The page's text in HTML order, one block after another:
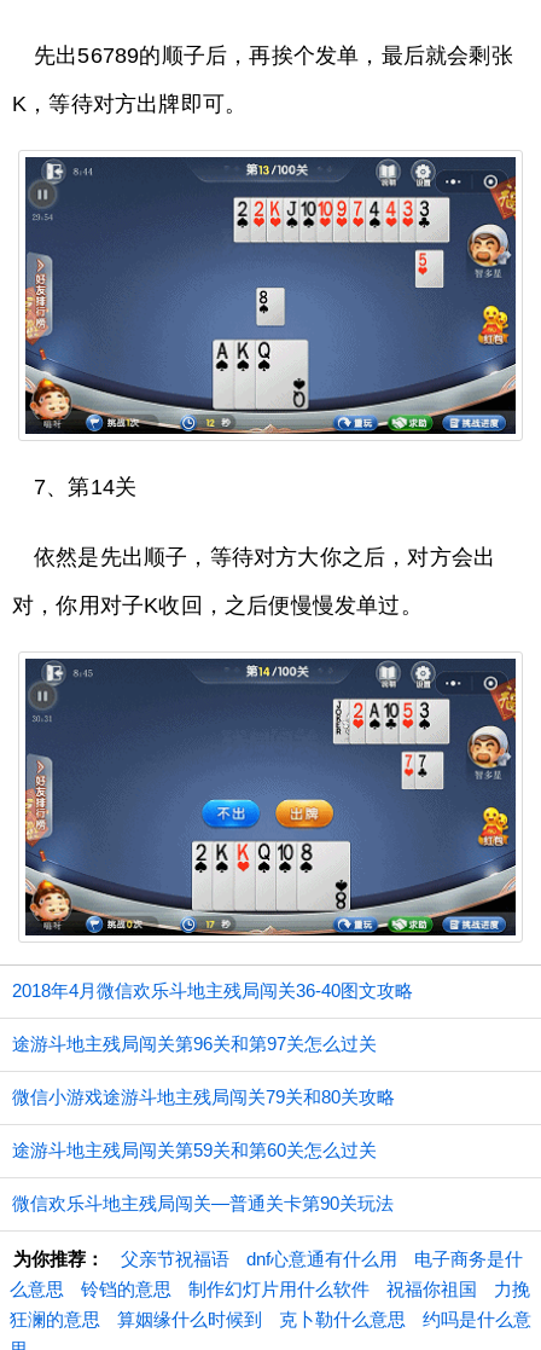
先出56789的顺子后，再挨个发单，最后就会剩张
K，等待对方出牌即可。
7、第14关
依然是先出顺子，等待对方大你之后，对方会出
对，你用对子K收回，之后便慢慢发单过。
2018年4月微信欢乐斗地主残局闯关36-40图文攻略
途游斗地主残局闯关第96关和第97关怎么过关
微信小游戏途游斗地主残局闯关79关和80关攻略
途游斗地主残局闯关第59关和第60关怎么过关
微信欢乐斗地主残局闯关—普通关卡第90关玩法
为你推荐： 父亲节祝福语 dnf心意通有什么用
电子商务是什
么意思
铃铛的意思 制作幻灯片用什么软件 祝福你祖国
力挽
狂澜的意思
算姻缘什么时候到 克卜勒什么意思
约吗是什么意